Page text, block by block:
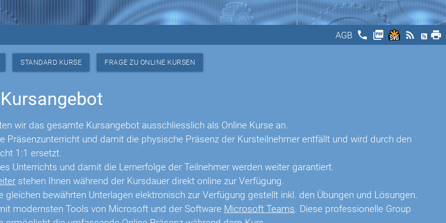
AGB phone picture_as_pdf rss_feed print
STANDARD KURSE FRAGE ZU ONLINE KURSEN
wir das gesamte Kursangebot ausschliesslich als Online Kurse an.
Präsenzunterricht und damit die physische Präsenz der Kursteilnehmer entfällt und wird durch den
1:1 ersetzt.
Unterrichts und damit die Lernerfolge der Teilnehmer werden weiter garantiert.
stehen Ihnen während der Kursdauer direkt online zur Verfügung.
gleichen bewährten Unterlagen elektronisch zur Verfügung gestellt inkl. den Übungen und Lösungen.
modernsten Tools von Microsoft und der Software Microsoft Teams. Diese professionelle Group